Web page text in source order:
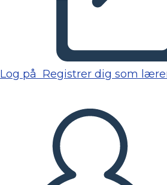
Log på Registrer dig som